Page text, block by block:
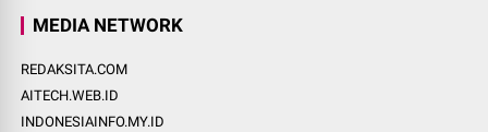
MEDIA NETWORK
REDAKSITA.COM
AITECH.WEB.ID
INDONESIAINFO.MY.ID